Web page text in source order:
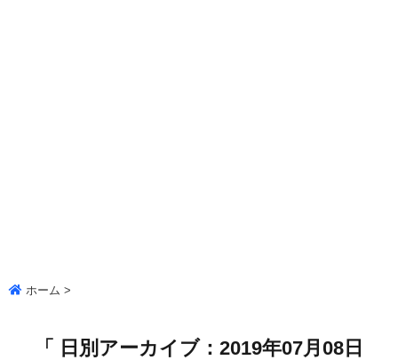
ホーム >
「 日別アーカイブ：2019年07月08日